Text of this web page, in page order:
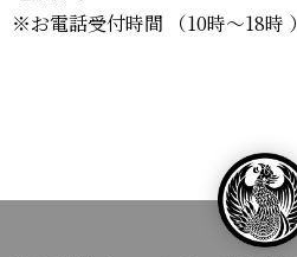
※お電話受付時間 （10時〜18時 ）